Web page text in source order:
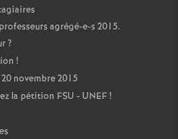
agrégé-e-s 2015.
?
!
20 novembre 2015
la pétition FSU - UNEF!